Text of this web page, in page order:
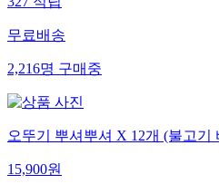
327적립
무료배송
2,216명구매중
오뚜기 뿌셔뿌셔 X 12개 (불고기
15,900원